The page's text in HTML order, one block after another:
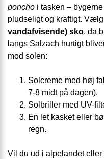
poncho i tasken –
pludseligt og kraftigt. Vælg
vandafvisende) sko, da
langs Salzach hurtigt
mod solen:
Solcreme med høj
7-8 midt på dagen).
Solbriller med UV-
En let kasket eller
regn.
Vil du ud i alpelandet